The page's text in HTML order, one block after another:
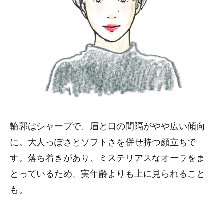
輪郭はシャープで、眉と口の間隔がやや広い傾向
に。大人っぽさとソフトさを併せ持つ顔立ちで
す。落ち着きがあり、ミステリアスなオーラをま
とっているため、実年齢よりも上に見られること
も。